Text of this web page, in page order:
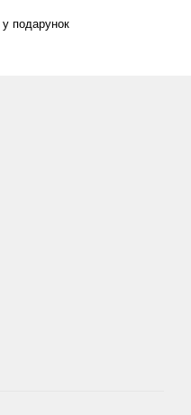
у подарунок